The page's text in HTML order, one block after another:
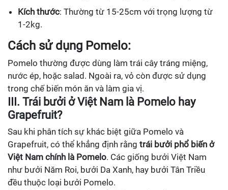
Kích thước: Thường từ 15-25cm với trọng lượng từ
1-2kg.
Cách sử dụng Pomelo:
Pomelo thường được dùng làm trái cây tráng miệng,
nước ép, hoặc salad. Ngoài ra, vỏ còn được sử dụng
trong chế biến món ăn và làm gia vị.
III. Trái bưởi ở Việt Nam là Pomelo hay
Grapefruit?
Sau khi phân tích sự khác biệt giữa Pomelo và
Grapefruit, có thể khẳng định rằng trái bưởi phổ biến ở
Việt Nam chính là Pomelo. Các giống bưởi Việt Nam
như bưởi Năm Roi, bưởi Da Xanh, hay bưởi Tân Triều
đều thuộc loại bưởi Pomelo.